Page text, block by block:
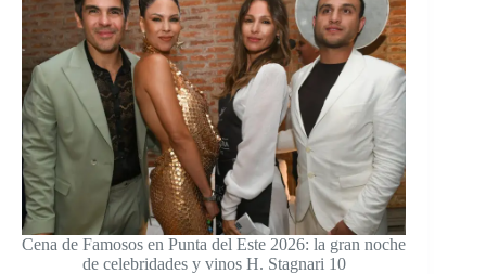
Cena de Famosos en Punta del Este 2026: la gran noche
de celebridades y vinos H. Stagnari 10